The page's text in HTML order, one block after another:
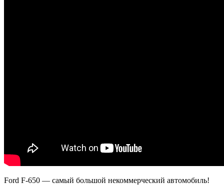
Ford F-650 — самый большой некоммерческий автомобиль!